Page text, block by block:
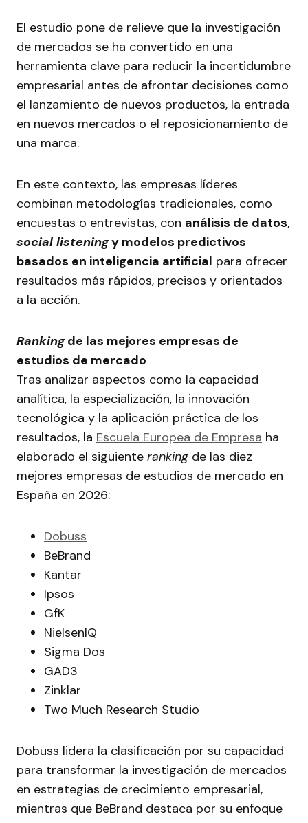
El estudio pone de relieve que la investigación
de mercados se ha convertido en una
herramienta clave para reducir la incertidumbre
empresarial antes de afrontar decisiones como
el lanzamiento de nuevos productos, la entrada
en nuevos mercados o el reposicionamiento de
una marca.
En este contexto, las empresas líderes
combinan metodologías tradicionales, como
encuestas o entrevistas, con análisis de datos,
social listeningy modelos predictivos
basados en inteligencia artificial para ofrecer
resultados más rápidos, precisos y orientados
a la acción.
Rankingde las mejores empresas de
estudios de mercado
Tras analizar aspectos como la capacidad
analítica, la especialización, la innovación
tecnológica y la aplicación práctica de los
resultados, la Escuela Europea de Empresa ha
elaborado el siguiente ranking de las diez
mejores empresas de estudios de mercado en
España en 2026:
Dobuss
BeBrand
Kantar
Ipsos
GfK
NielsenIQ
Sigma Dos
GAD3
Zinklar
Two Much Research Studio
Dobuss lidera la clasificación por su capacidad
para transformar la investigación de mercados
en estrategias de crecimiento empresarial,
mientras que BeBrand destaca por su enfoque